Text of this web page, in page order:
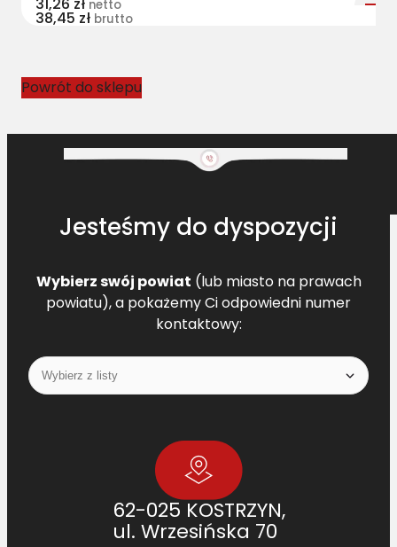
9
3
31,26 zł netto
38,45 zł brutto
Powrót do sklepu
Jesteśmy do dyspozycji
Wybierz swój powiat (lub miasto na prawach
powiatu), a pokażemy Ci odpowiedni numer
kontaktowy:
62-025 KOSTRZYN,
ul. Wrzesińska 70